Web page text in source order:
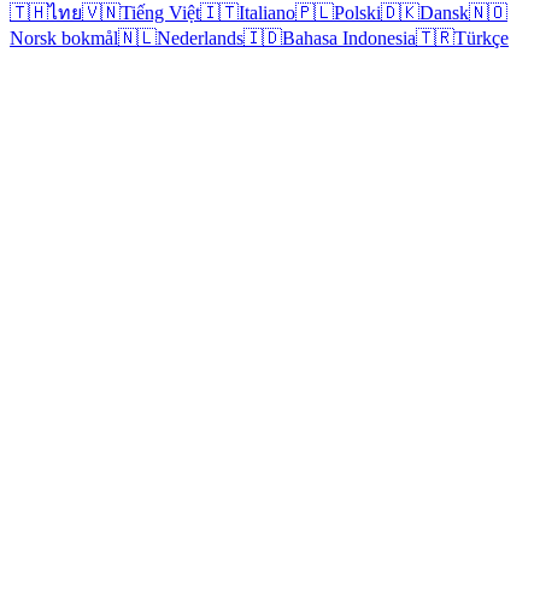
🇹🇭ไทย🇻🇳Tiếng Việt🇮🇹Italiano🇵🇱Polski🇩🇰Dansk🇳🇴
Norsk bokmål🇳🇱Nederlands🇮🇩Bahasa Indonesia🇹🇷Türkçe